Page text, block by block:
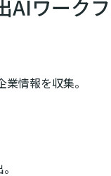
AIワーク
情報を収集。